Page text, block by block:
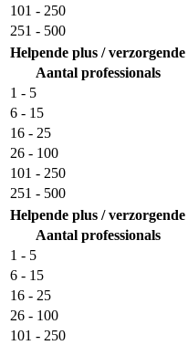
101 - 250
251 - 500
Helpende plus / verzorgende
Aantal professionals
1 - 5
6 - 15
16 - 25
26 - 100
101 - 250
251 - 500
Helpende plus / verzorgende
Aantal professionals
1 - 5
6 - 15
16 - 25
26 - 100
101 - 250